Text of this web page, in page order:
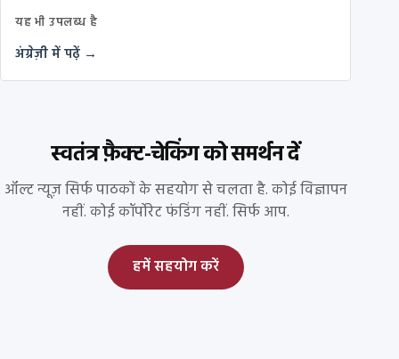
यह भी उपलब्ध है
अंग्रेज़ी में पढ़ें →
स्वतंत्र फ़ैक्ट-चेकिंग को समर्थन दें
ऑल्ट न्यूज़ सिर्फ पाठकों के सहयोग से चलता है. कोई विज्ञापन
नहीं. कोई कॉर्पोरेट फंडिंग नहीं. सिर्फ आप.
हमें सहयोग करें